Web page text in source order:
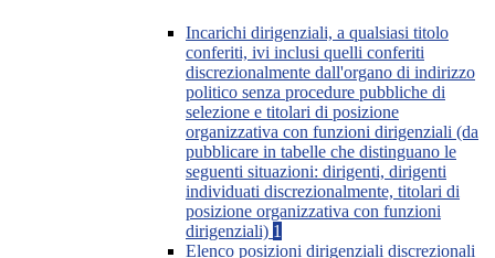
Incarichi dirigenziali, a qualsiasi titolo
conferiti, ivi inclusi quelli conferiti
discrezionalmente dall'organo di indirizzo
politico senza procedure pubbliche di
selezione e titolari di posizione
organizzativa con funzioni dirigenziali (da
pubblicare in tabelle che distinguano le
seguenti situazioni: dirigenti, dirigenti
individuati discrezionalmente, titolari di
posizione organizzativa con funzioni
dirigenziali) 1
Elenco posizioni dirigenziali discrezionali